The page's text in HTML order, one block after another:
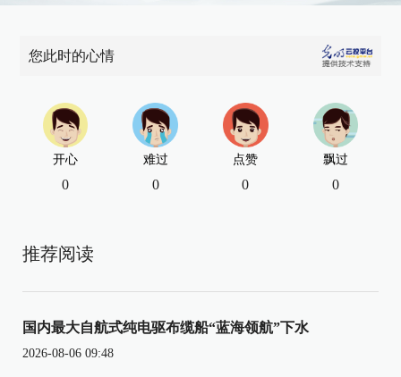
您此时的心情
开心
0
难过
0
点赞
0
飘过
0
推荐阅读
国内最大自航式纯电驱布缆船“蓝海领航”下水
2026-08-06 09:48